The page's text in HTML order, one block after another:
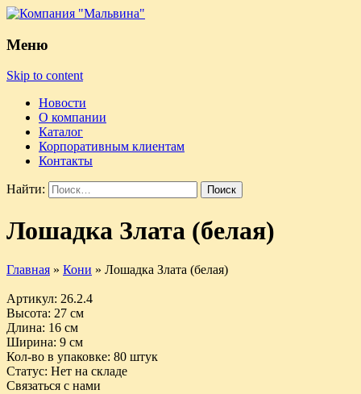
Меню
Skip to content
Новости
О компании
Каталог
Корпоративным клиентам
Контакты
Найти:
Лошадка Злата (белая)
Главная » Кони » Лошадка Злата (белая)
Артикул: 26.2.4
Высота: 27 см
Длина: 16 см
Ширина: 9 см
Кол-во в упаковке: 80 штук
Статус: Нет на складе
Связаться с нами